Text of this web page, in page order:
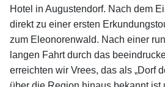
Hotel in Augustendorf. Nach dem
direkt zu einer ersten
zum Eleonorenwald. Nach einer
langen Fahrt durch das
erreichten wir Vrees, das als „Dorf